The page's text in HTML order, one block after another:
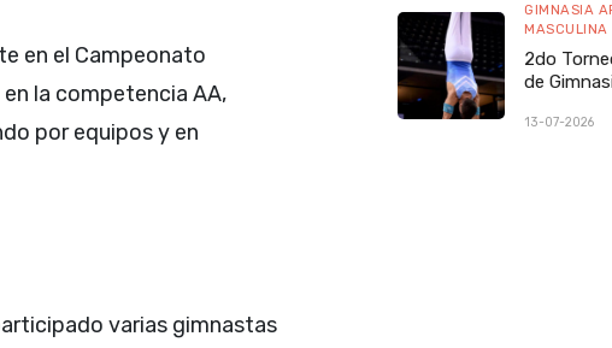
en el Campeonato
la competencia AA,
por equipos y en
varias gimnastas
GIMNASIA
MASCULINA
2do
de
13-07-2026